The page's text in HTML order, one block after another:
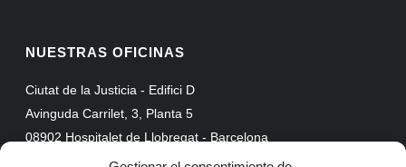
NUESTRAS OFICINAS
Ciutat de la Justicia - Edifici D
Avinguda Carrilet, 3, Planta 5
08902 Hospitalet de Llobregat - Barcelona